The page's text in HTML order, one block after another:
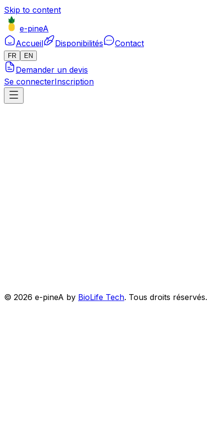
Skip to content
e-pineA
Accueil
Disponibilités Contact
FR EN
Demander un devis
Se connecterInscription
© 2026 e-pineA by BioLife Tech. Tous droits réservés.